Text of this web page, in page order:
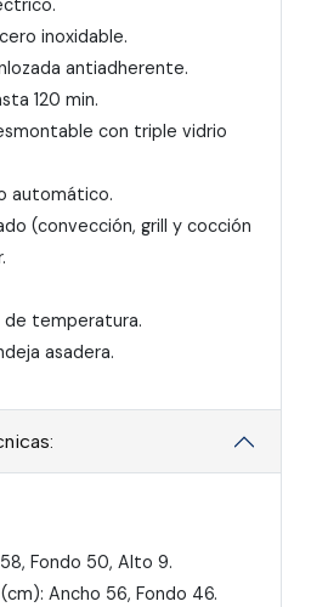
inoxidable.
antiadherente.
120 min.
con triple vidrio
automático.
(convección, grill y cocción
temperatura.
asadera.
Fondo 50, Alto 9.
Ancho 56, Fondo 46.